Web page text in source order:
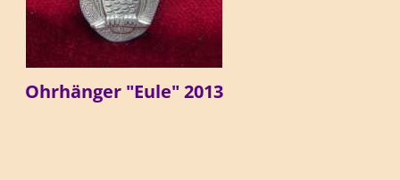
Ohrhänger "Eule" 2013